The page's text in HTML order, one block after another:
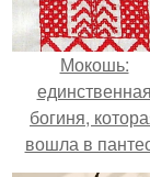
Мокошь:
единственная
богиня,
вошла в
князя